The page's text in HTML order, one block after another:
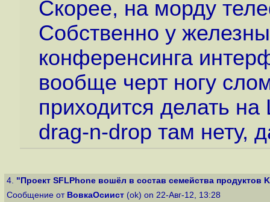
Скорее, на морду
Собственно у
конференсинга
вообще черт ногу
приходится делать
drag-n-drop там нету,
4. "Проект SFLPhone вошёл в состав семейства продуктов
Сообщение от ВовкаОсиист (ok) on 22-Авг-12, 13:28